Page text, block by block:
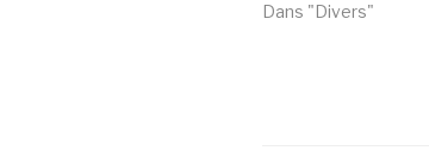
Dans "Divers"